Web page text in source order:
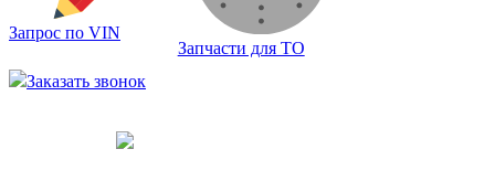
Запрос по VIN
Запчасти для ТО
Заказать звонок